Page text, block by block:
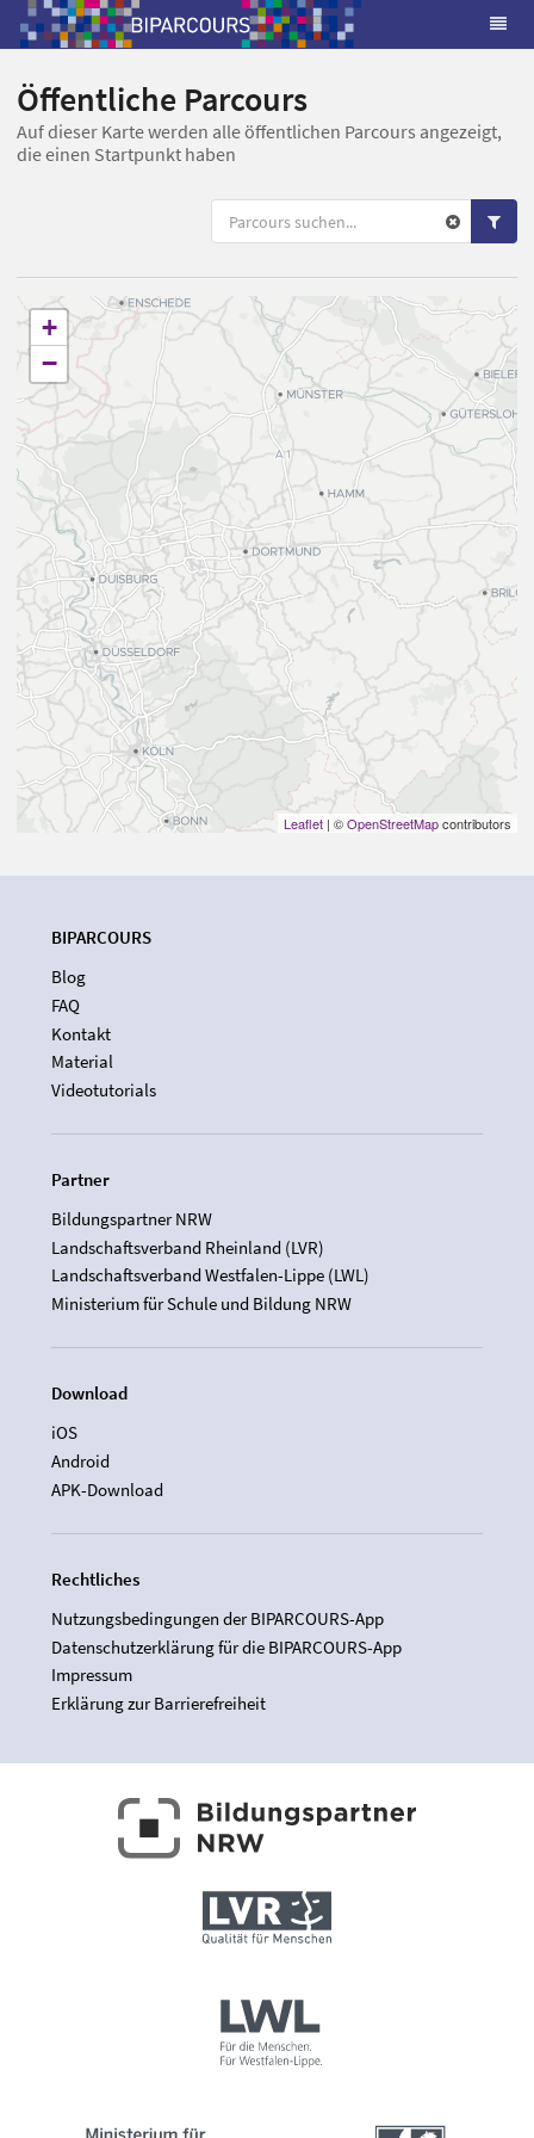
Öffentliche Parcours
Auf dieser Karte werden alle öffentlichen Parcours angezeigt,
die einen Startpunkt haben
+
−
Leaflet | ©OpenStreetMapcontributors
BIPARCOURS
Blog
FAQ
Kontakt
Material
Videotutorials
Partner
Bildungspartner NRW
Landschaftsverband Rheinland (LVR)
Landschaftsverband Westfalen-Lippe (LWL)
Ministerium für Schule und Bildung NRW
Download
iOS
Android
APK-Download
Rechtliches
Nutzungsbedingungen der BIPARCOURS-App
Datenschutzerklärung für die BIPARCOURS-App
Impressum
Erklärung zur Barrierefreiheit